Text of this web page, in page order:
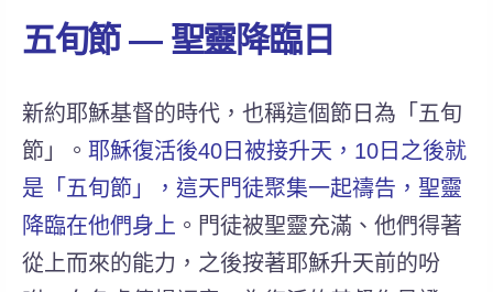
五旬節 — 聖靈降臨日
新約耶穌基督的時代，也稱這個節日為「五旬
節」。 耶穌復活後40日被接升天，10日之後就
是「五旬節」，這天門徒聚集一起禱告，聖靈
降臨在他們身上 。門徒被聖靈充滿、他們得著
從上而來的能力，之後按著耶穌升天前的吩